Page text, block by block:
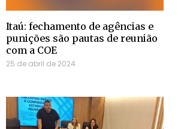
Itaú: fechamento de agências e
punições são pautas de reunião
com a COE
25 de abril de 2024